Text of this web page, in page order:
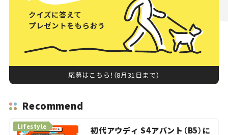
応募はこちら！（8月31日まで）
Recommend
初代アウディ S4アバント（B5）に
Lifestyle